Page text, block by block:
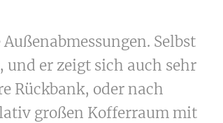
Selbst
er zeigt sich auch sehr
Rückbank, oder nach
großen Kofferraum mit